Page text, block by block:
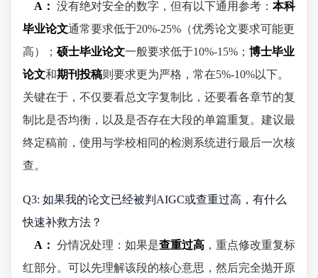
A： 没有绝对安全的数字，但有以下通用参考： 本科
毕业论文通常要求低于20%-25%（优秀论文要求可能更
高）； 硕士毕业论文一般要求低于10%-15%； 博士毕业
论文和期刊投稿则要求更为严格，常在5%-10%以下。
关键在于，不仅要看总文字复制比，还要看各章节的复
制比是否均衡，以及是否存在大段的单篇重复。建议最
终定稿前，使用与学校相同的检测系统进行最后一次核
查。
Q3: 如果我的论文已经被判AIGC或查重过高，有什么
快速补救方法？
A： 分情况处理：如果是查重过高 ，重点修改重复标
红部分。可以先理解该段的核心意思，然后完全抛开原